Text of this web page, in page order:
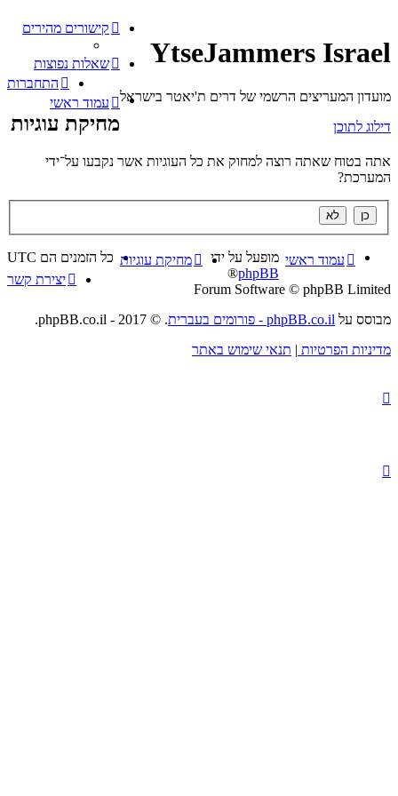
YtseJammers Israel
מועדון המעריצים הרשמי של דרים ת'יאטר בישראל
דילוג לתוכן
קישורים מהירים
שאלות נפוצות
התחברות
עמוד ראשי
מחיקת עוגיות
אתה בטוח שאתה רוצה למחוק את כל העוגיות אשר נקבעו על־ידי
המערכת?
עמוד ראשי כל הזמנים הם UTC
מחיקת עוגיות
יצירת קשר
מופעל על ידי
phpBB
®
Forum Software © phpBB Limited
מבוסס על phpBB.co.il - פורומים בעברית
. © 2017 - phpBB.co.il.
מדיניות הפרטיות | תנאי שימוש באתר